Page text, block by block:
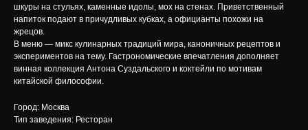
шкуры на стульях, каменные идолы, мох на стенах. Приветственный
напиток подают в причудливых кубках, а официанты похожи на
жрецов.
В меню — микс кулинарных традиций мира, каноничных рецептов и
экспериментов на тему. Гастрономические впечатления дополняет
винная коллекция Антона Суздальского и коктейли по мотивам
китайской философии.
Город: Москва
Тип заведения: Ресторан